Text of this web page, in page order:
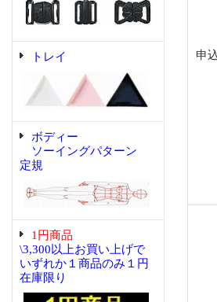
トレイ
ボディー
ソーイングパターン
定規
1円商品
\3,300以上お買い上げで
いずれか１商品のみ１円
在庫限り
申